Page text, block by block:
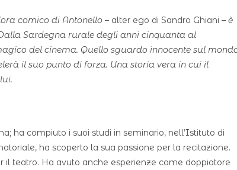
comico di Antonello – alter ego di Sandro Ghiani – è
Sardegna rurale degli anni cinquanta al
del cinema. Quello sguardo innocente sul
il suo punto di forza. Una storia vera in cui il
ha compiuto i suoi studi in seminario, nell’Istituto di
ha scoperto la sua passione per la recitazione.
il teatro. Ha avuto anche esperienze come doppiatore